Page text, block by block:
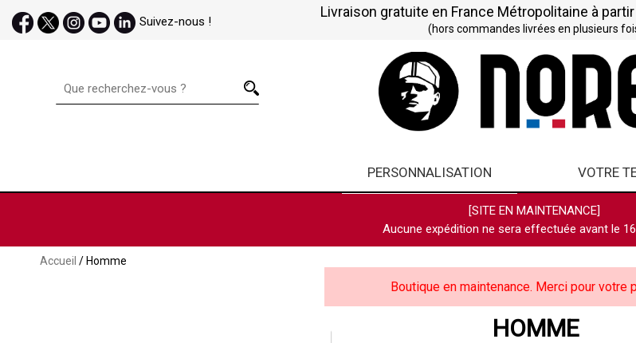
Suivez-nous !
Livraison gratuite en France Métropolitaine à partir
(hors commandes livrées en plusieurs
PERSONNALISATION VOTRE
[SITE EN MAINTENANCE]
Aucune expédition ne sera effectuée avant le
Accueil / Homme
Boutique en maintenance. Merci pour votre
HOMME